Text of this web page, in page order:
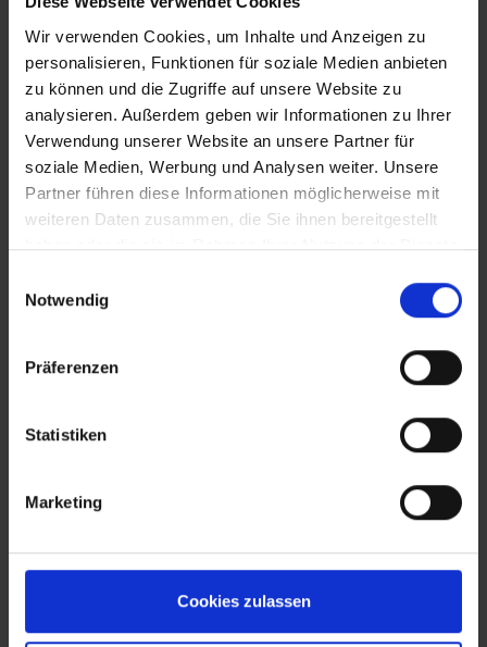
Wir verwenden Cookies, um Inhalte und Anzeigen zu
personalisieren, Funktionen für soziale Medien anbieten
zu können und die Zugriffe auf unsere Website zu
analysieren. Außerdem geben wir Informationen zu Ihrer
Verwendung unserer Website an unsere Partner für
soziale Medien, Werbung und Analysen weiter. Unsere
Partner führen diese Informationen möglicherweise mit
weiteren Daten zusammen, die Sie ihnen bereitgestellt
haben oder die sie im Rahmen Ihrer Nutzung der Dienste
Notwendig
Präferenzen
Statistiken
Marketing
Cookies zulassen